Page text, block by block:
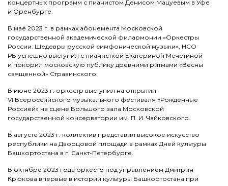
концертных программ с пианистом Денисом Мацуевым в Уфе
и Оренбурге.
В мае 2023 г. в рамках абонемента Московской
государственной академической филармонии «Оркестры
России. Шедевры русской симфонической музыки», НСО
РБ успешно выступил с пианисткой Екатериной Мечетиной
и покорил московскую публику древними ритмами «Весны
священной» Стравинского.
В июне 2023 г. оркестр выступил на открытии
VI Всероссийского музыкального фестиваля «Рождённые
Россией» на сцене Большого зала Московской
государственной консерватории им. П. И. Чайковского.
В августе 2023 г. коллектив представил высокое искусство
республики на Дворцовой площади в рамках Дней культуры
Башкортостана в г. Санкт-Петербурге.
В октябре 2023 года оркестр под управлением Дмитрия
Крюкова впервые в истории культуры Башкортостана при